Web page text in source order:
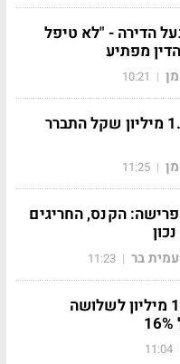
הדירה - "לא טיפל
מפתיע
|
10:21
חוב מזונות של 1.9 מיליון שקל התברר
|
11:25
הקנס, החריגים
עמית בר |
11:23
רמת הנשיא: 1.75 מיליון לשלושה
11:04